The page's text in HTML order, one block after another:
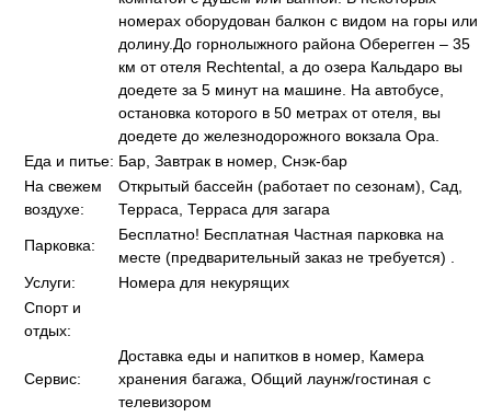
номерах оборудован балкон с видом на горы или
долину.До горнолыжного района Оберегген – 35
км от отеля Rechtental, а до озера Кальдаро вы
доедете за 5 минут на машине. На автобусе,
остановка которого в 50 метрах от отеля, вы
доедете до железнодорожного вокзала Ора.
Еда и питье: Бар, Завтрак в номер, Снэк-бар
На свежем
воздухе:
Открытый бассейн (работает по сезонам), Сад,
Терраса, Терраса для загара
Парковка:
Бесплатно! Бесплатная Частная парковка на
месте (предварительный заказ не требуется) .
Услуги:
Номера для некурящих
Спорт и
отдых:
Сервис:
Доставка еды и напитков в номер, Камера
хранения багажа, Общий лаунж/гостиная с
телевизором